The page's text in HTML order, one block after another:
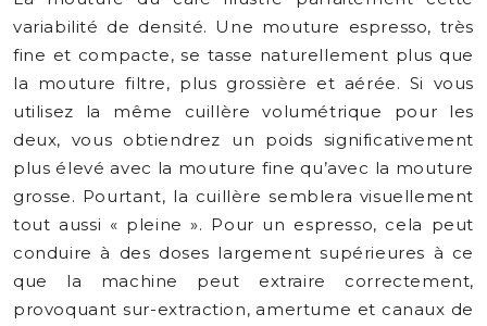
variabilité de densité. Une mouture espresso, très
fine et compacte, se tasse naturellement plus que
la mouture filtre, plus grossière et aérée. Si vous
utilisez la même cuillère volumétrique pour les
deux, vous obtiendrez un poids significativement
plus élevé avec la mouture fine qu’avec la mouture
grosse. Pourtant, la cuillère semblera visuellement
tout aussi « pleine ». Pour un espresso, cela peut
conduire à des doses largement supérieures à ce
que la machine peut extraire correctement,
provoquant sur-extraction, amertume et canaux de